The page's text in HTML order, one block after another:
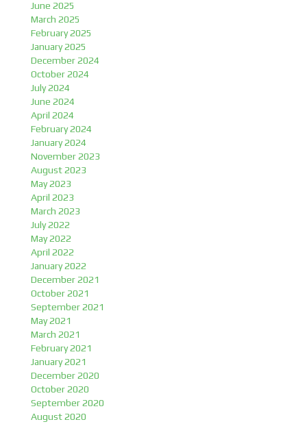
June 2025
March 2025
February 2025
January 2025
December 2024
October 2024
July 2024
June 2024
April 2024
February 2024
January 2024
November 2023
August 2023
May 2023
April 2023
March 2023
July 2022
May 2022
April 2022
January 2022
December 2021
October 2021
September 2021
May 2021
March 2021
February 2021
January 2021
December 2020
October 2020
September 2020
August 2020